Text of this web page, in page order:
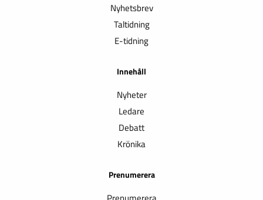
Nyhetsbrev
Taltidning
E-tidning
Innehåll
Nyheter
Ledare
Debatt
Krönika
Prenumerera